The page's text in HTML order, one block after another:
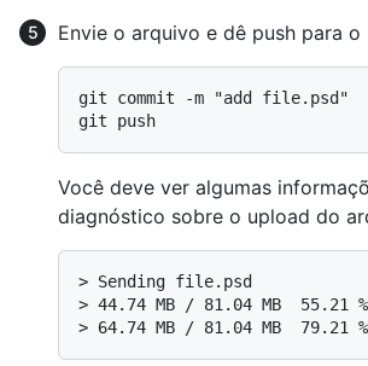
Envie o arquivo e dê push para o
git commit -m "add file.psd"
Você deve ver algumas
diagnóstico sobre o upload do
> Sending file.psd
> 44.74 MB / 81.04 MB  55.21
> 64.74 MB / 81.04 MB  79.21